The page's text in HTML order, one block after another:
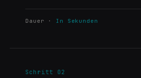
Dauer · In Sekunden
Schritt 02